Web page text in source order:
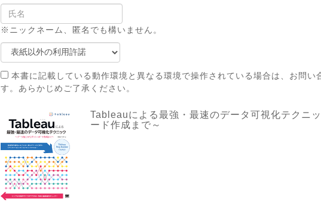
※ニックネーム、匿名でも構いません。
本書に記載している動作環境と異なる環境で操作されている場合は、お問い
す。あらかじめご了承ください。
Tableauによる最強・最速のデータ可視化テクニ
ード作成まで～